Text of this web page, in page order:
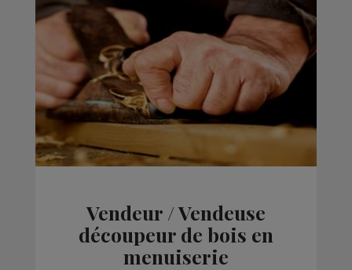
Vendeur / Vendeuse
découpeur de bois en
menuiserie